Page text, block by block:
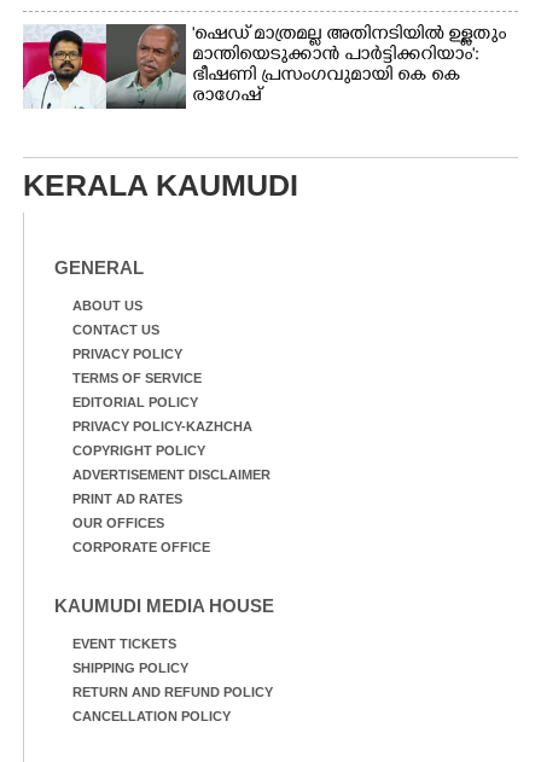
'ഷെഡ് മാത്രമല്ല അതിനടിയിൽ ഉള്ളതും
മാന്തിയെടുക്കാൻ പാർട്ടിക്കറിയാം':
ഭീഷണി പ്രസംഗവുമായി കെ കെ
രാഗേഷ്
KERALA KAUMUDI
GENERAL
ABOUT US
CONTACT US
PRIVACY POLICY
TERMS OF SERVICE
EDITORIAL POLICY
PRIVACY POLICY-KAZHCHA
COPYRIGHT POLICY
ADVERTISEMENT DISCLAIMER
PRINT AD RATES
OUR OFFICES
CORPORATE OFFICE
KAUMUDI MEDIA HOUSE
EVENT TICKETS
SHIPPING POLICY
RETURN AND REFUND POLICY
CANCELLATION POLICY